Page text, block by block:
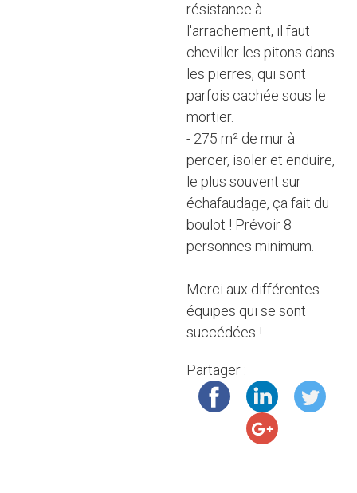
résistance à
l'arrachement, il faut
cheviller les pitons dans
les pierres, qui sont
parfois cachée sous le
mortier.
- 275 m² de mur à
percer, isoler et enduire,
le plus souvent sur
échafaudage, ça fait du
boulot ! Prévoir 8
personnes minimum.
Merci aux différentes
équipes qui se sont
succédées !
Partager :